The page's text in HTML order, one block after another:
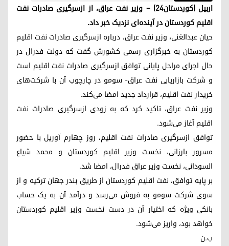
اربیل (کوردستان٢٤) – وزیر نفت عراق، از ازسرگیری صادرات نفت
اقلیم کوردستان در آینده‌ای نزدیک خبر داد.
حیان عبدالغنی، وزیر نفت عراق، درباره ازسرگیری صادرات نفت اقلیم
کوردستان به خبرگزاری رسمی کشورش گفت که دولت فدرال در
حال اجرای مراحل پایانی توافق ازسرگیری صادرات نفت اقلیم است
و شرکت بازاریابی نفت عراق- سومو در چارچوب آن با شرکت‌های
خریدار نفت اقلیم، قرارداد جدید امضا می‌کند.
وزیر نفت عراق، تاکید کرد که به زودی ازسرگیری صادرات نفت
اقلیم آغاز می‌شود.
توافق ازسرگیری صادرات نفت اقلیم، روز چهارم آوریل با حضور
مسرور بارزانی، نخست وزیر اقلیم کوردستان و محمد شیاع
السودانی، نخست وزیر عراق فدرال، امضا شد.
بر پایه توافق، نفت اقلیم کوردستان از طریق بندر جهان ترکیه و از
سوی شرکت سومو به فروش می‌رسد و درآمد آن به یک حساب
بانکی ویژه که اختیار آن در دست نخست وزیر اقلیم کوردستان
خواهد بود، واریز می‌شود.
ب.ن